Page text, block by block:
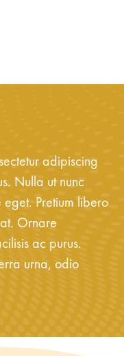
adipiscing
Nulla ut nunc
Pretium libero
Ornare
ac purus.
urna, odio